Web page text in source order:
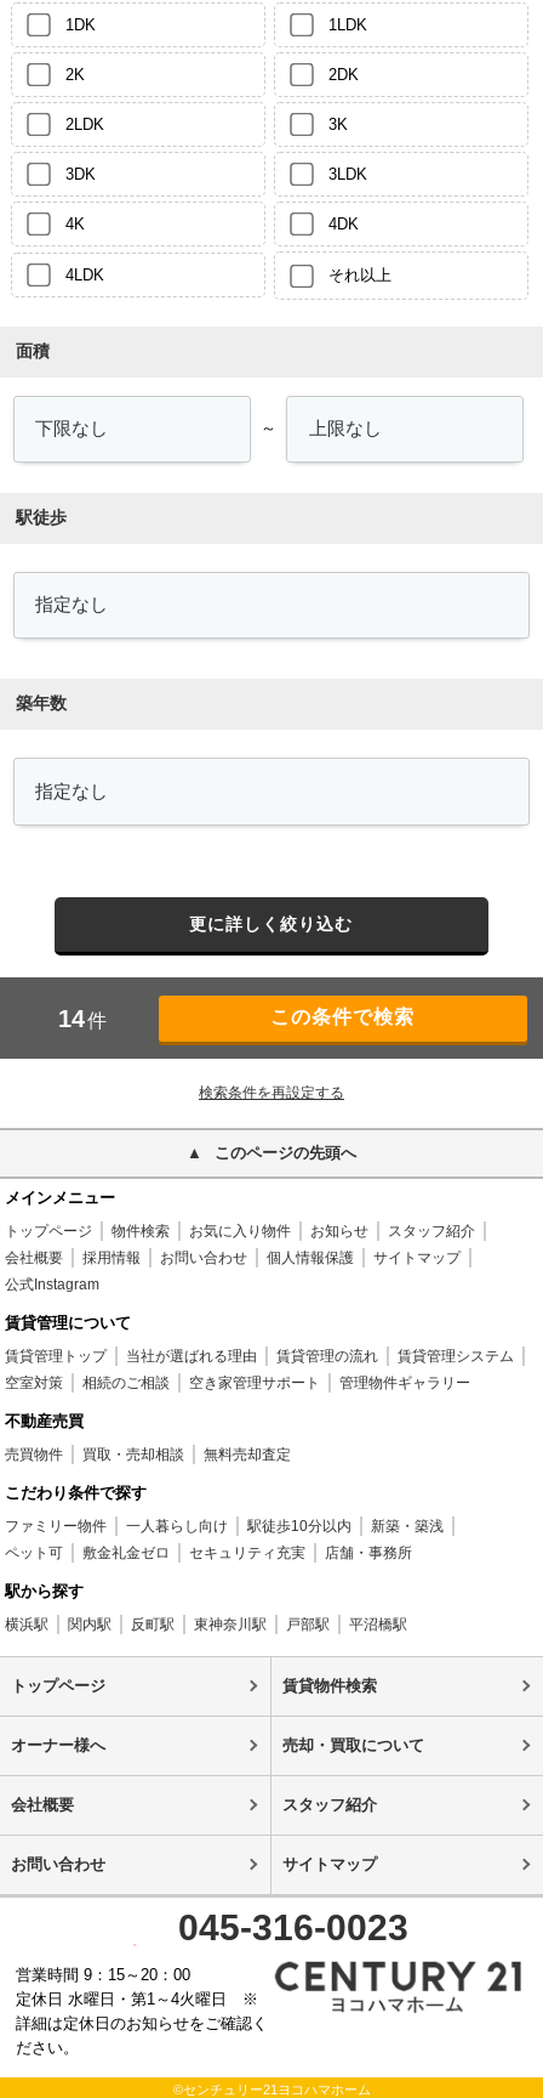
1DK 1LDK
2K 2DK
2LDK 3K
3DK 3LDK
4K 4DK
4LDK それ以上
面積
～
駅徒歩
築年数
更に詳しく絞り込む
14件
検索条件を再設定する
このページの先頭へ
メインメニュー
トップページ 物件検索 お気に入り物件 お知らせ
スタッフ紹介
会社概要
採用情報 お問い合わせ 個人情報保護
サイトマップ
公式Instagram
賃貸管理について
賃貸管理トップ 当社が選ばれる理由 賃貸管理の流れ
賃貸管理システム
空室対策
相続のご相談 空き家管理サポート 管理物件ギャラリー
不動産売買
売買物件 買取・売却相談 無料売却査定
こだわり条件で探す
ファミリー物件 一人暮らし向け 駅徒歩10分以内
新築・築浅
ペット可
敷金礼金ゼロ セキュリティ充実 店舗・事務所
駅から探す
横浜駅 関内駅 反町駅 東神奈川駅 戸部駅 平沼橋駅
トップページ 賃貸物件検索
オーナー様へ 売却・買取について
会社概要 スタッフ紹介
お問い合わせ サイトマップ
045-316-0023
営業時間 9：15～20：00
定休日 水曜日・第1～4火曜日 ※
詳細は定休日のお知らせをご確認く
ださい。
©センチュリー21ヨコハマホーム